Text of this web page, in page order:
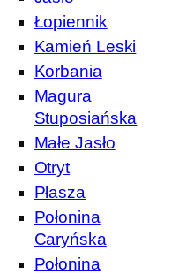
Łopiennik
Kamień Leski
Korbania
Magura
Stuposiańska
Małe Jasło
Otryt
Płasza
Połonina
Caryńska
Połonina